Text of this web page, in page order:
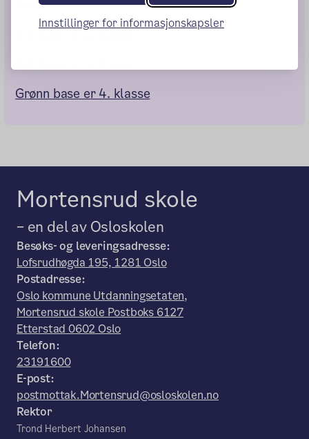
Innstillinger for informasjonskapsler
Rød base er 1. klasse
Blå base er 2. klasse
Grønn base er 4. klasse
Mortensrud skole
– en del av Osloskolen
Besøks- og leveringsadresse:
Lofsrudhøgda 195, 1281 Oslo
Postadresse:
Oslo kommune Utdanningsetaten,
Mortensrud skole Postboks 6127
Etterstad 0602 Oslo
Telefon:
23191600
E-post:
postmottak.Mortensrud@osloskolen.no
Rektor
Trond Herbert Johansen